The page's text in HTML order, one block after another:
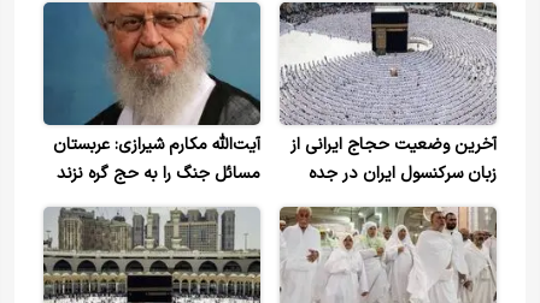
آخرین وضعیت حجاج ایرانی از
زبان سرکنسول ایران در جده
آیت‌الله مکارم شیرازی: عربستان
مسائل جنگ را به حج گره نزند